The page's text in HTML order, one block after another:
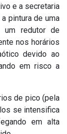
e a secretaria
pintura de uma
um redutor de
nos horários
devido ao
em risco a
de pico (pela
se intensifica
em alta